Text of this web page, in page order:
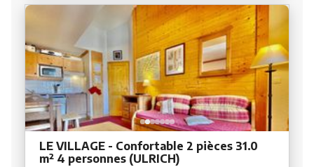
LE VILLAGE - Confortable 2 pièces 31.0
m² 4 personnes (ULRICH)